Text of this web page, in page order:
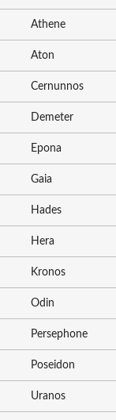
Athene
Aton
Cernunnos
Demeter
Epona
Gaia
Hades
Hera
Kronos
Odin
Persephone
Poseidon
Uranos